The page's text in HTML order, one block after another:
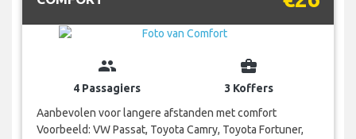
group
4 Passagiers
business_center
3 Koffers
Aanbevolen voor langere afstanden met comfort
Voorbeeld: VW Passat, Toyota Camry, Toyota Fortuner,